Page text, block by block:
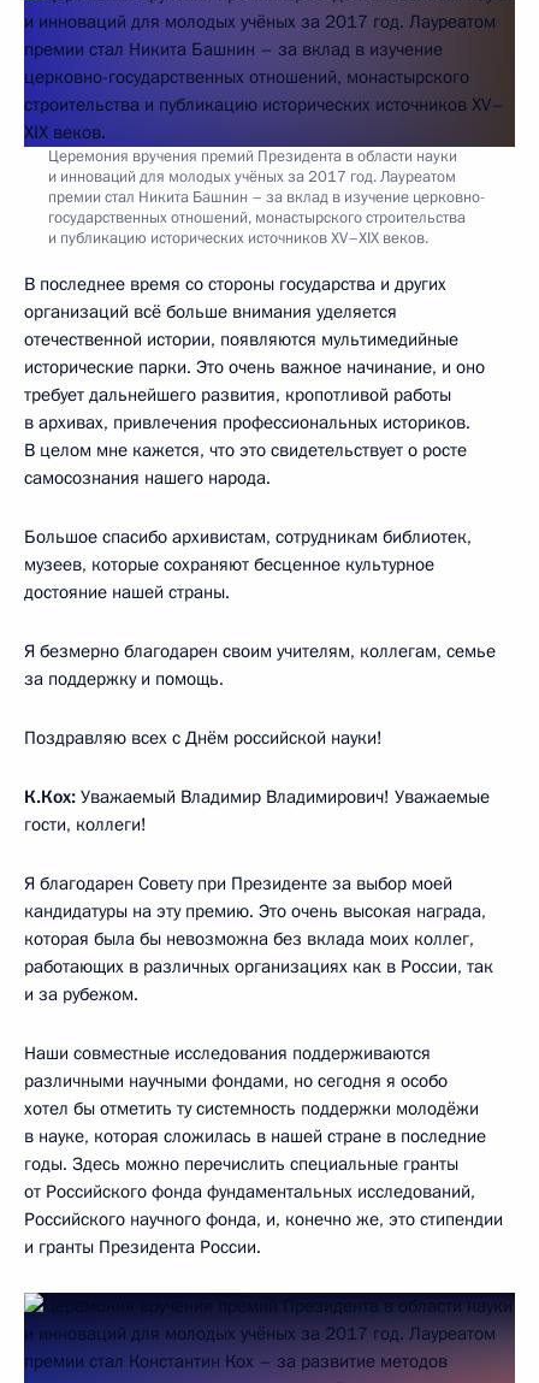
Церемония вручения премий Президента в области науки
и инноваций для молодых учёных за 2017 год. Лауреатом
премии стал Никита Башнин – за вклад в изучение церковно-
государственных отношений, монастырского строительства
и публикацию исторических источников XV–XIX веков.
В последнее время со стороны государства и других
организаций всё больше внимания уделяется
отечественной истории, появляются мультимедийные
исторические парки. Это очень важное начинание, и оно
требует дальнейшего развития, кропотливой работы
в архивах, привлечения профессиональных историков.
В целом мне кажется, что это свидетельствует о росте
самосознания нашего народа.
Большое спасибо архивистам, сотрудникам библиотек,
музеев, которые сохраняют бесценное культурное
достояние нашей страны.
Я безмерно благодарен своим учителям, коллегам, семье
за поддержку и помощь.
Поздравляю всех с Днём российской науки!
К.Кох: Уважаемый Владимир Владимирович! Уважаемые
гости, коллеги!
Я благодарен Совету при Президенте за выбор моей
кандидатуры на эту премию. Это очень высокая награда,
которая была бы невозможна без вклада моих коллег,
работающих в различных организациях как в России, так
и за рубежом.
Наши совместные исследования поддерживаются
различными научными фондами, но сегодня я особо
хотел бы отметить ту системность поддержки молодёжи
в науке, которая сложилась в нашей стране в последние
годы. Здесь можно перечислить специальные гранты
от Российского фонда фундаментальных исследований,
Российского научного фонда, и, конечно же, это стипендии
и гранты Президента России.